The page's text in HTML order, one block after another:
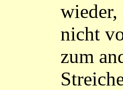
wieder,
nicht
zum